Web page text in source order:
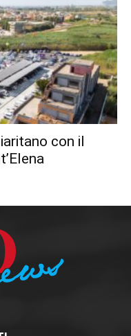
con il